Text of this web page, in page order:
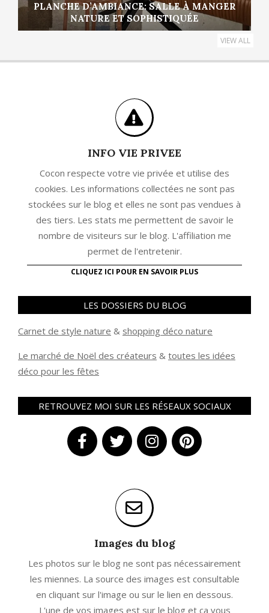
PLANCHE D’AMBIANCE: SALLE À MANGER
NATURE ET SOPHISTIQUÉE
VIEW ALL
INFO VIE PRIVEE
Cocon respecte votre vie privée et utilise des
cookies. Les informations collectées ne sont pas
stockées sur le blog et elles ne sont pas vendues à
des tiers. Les stats me permettent de savoir le
nombre de visiteurs sur le blog. L'affiliation me
permet de l'entretenir.
CLIQUEZ ICI POUR EN SAVOIR PLUS
LES DOSSIERS DU BLOG
Carnet de style nature & shopping déco nature
Le marché de Noël des créateurs & toutes les idées
déco pour les fêtes
RETROUVEZ MOI SUR LES RÉSEAUX SOCIAUX
Images du blog
Les photos sur le blog ne sont pas nécessairement
les miennes. La source des images est consultable
en cliquant sur l'image ou sur le lien en dessous.
L'une de vos images est sur le blog et ça vous